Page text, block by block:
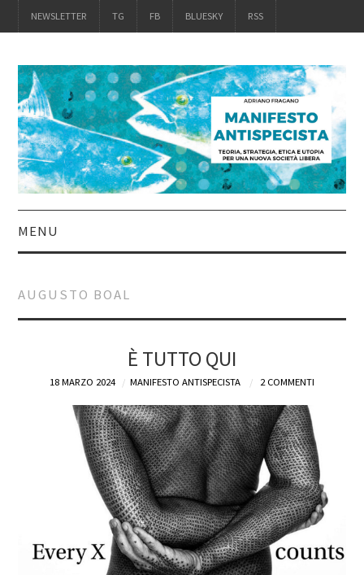
NEWSLETTER TG FB BLUESKY RSS
MENU
AUGUSTO BOAL
È TUTTO QUI
18 MARZO 2024 MANIFESTO ANTISPECISTA 2 COMMENTI